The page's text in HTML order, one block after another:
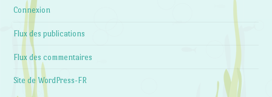
Connexion
Flux des publications
Flux des commentaires
Site de WordPress-FR